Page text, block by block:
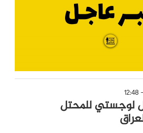
لوجستي للمحتل